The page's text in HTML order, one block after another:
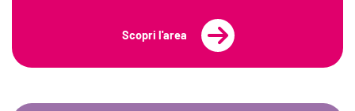
Scopri l'area